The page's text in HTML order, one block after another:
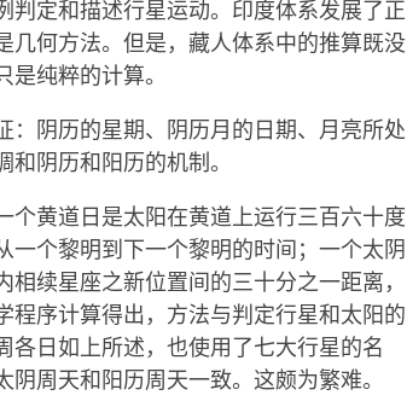
判定和描述行星运动。印度体系发展了正
几何方法。但是，藏人体系中的推算既没
纯粹的计算。
：阴历的星期、阴历月的日期、月亮所处
阴历和阳历的机制。
个黄道日是太阳在黄道上运行三百六十度
一个黎明到下一个黎明的时间；一个太阴
续星座之新位置间的三十分之一距离，
程序计算得出，方法与判定行星和太阳的
各日如上所述，也使用了七大行星的名
周天和阳历周天一致。这颇为繁难。